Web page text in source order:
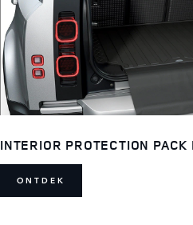
INTERIOR PROTECTION
ONTDEK